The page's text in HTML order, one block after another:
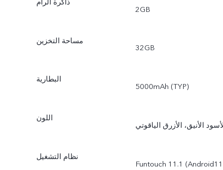
2GB
مساحة التخزين
32GB
البطارية
5000mAh (TYP)
اللون
الأنيق، الأزرق الياقوتي
نظام التشغيل
Funtouch 11.1